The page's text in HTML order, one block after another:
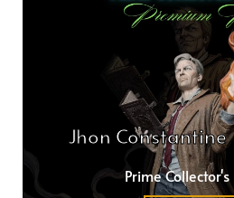
Jhon
Prime